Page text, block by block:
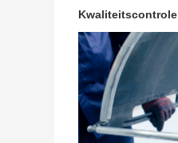
Kwaliteitscontrole